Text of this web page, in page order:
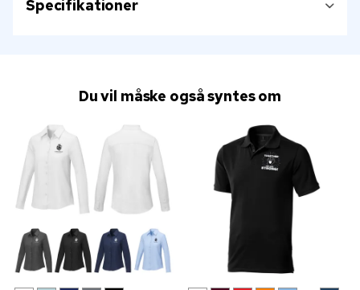
Specifikationer
Du vil måske også syntes om